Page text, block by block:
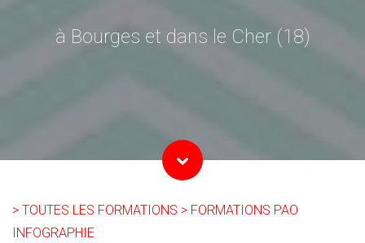
à Bourges et dans le Cher (18)
> TOUTES LES FORMATIONS > FORMATIONS PAO
INFOGRAPHIE